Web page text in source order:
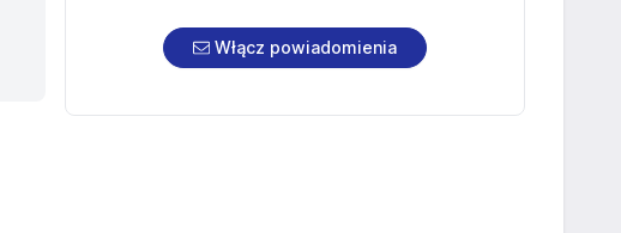
Włącz powiadomienia